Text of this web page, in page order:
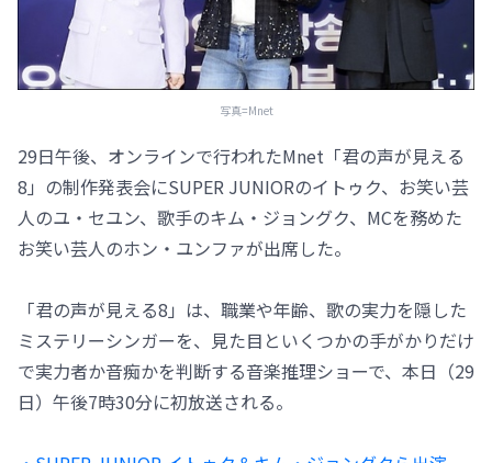
写真=Mnet
29日午後、オンラインで行われたMnet「君の声が見える
8」の制作発表会にSUPER JUNIORのイトゥク、お笑い芸
人のユ・セユン、歌手のキム・ジョングク、MCを務めた
お笑い芸人のホン・ユンファが出席した。
「君の声が見える8」は、職業や年齢、歌の実力を隠した
ミステリーシンガーを、見た目といくつかの手がかりだけ
で実力者か音痴かを判断する音楽推理ショーで、本日（29
日）午後7時30分に初放送される。